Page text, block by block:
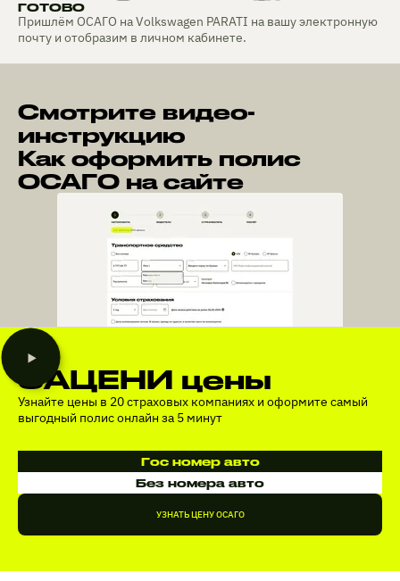
ГОТОВО
Пришлём ОСАГО на Volkswagen PARATI на вашу электронную
почту и отобразим в личном кабинете.
Смотрите видео-
инструкцию
Как оформить полис
ОСАГО на сайте
ЗАЦЕНИ цены
Узнайте цены в 20 страховых компаниях и оформите самый
выгодный полис онлайн за 5 минут
Гос номер авто
Без номера авто
УЗНАТЬ ЦЕНУ ОСАГО